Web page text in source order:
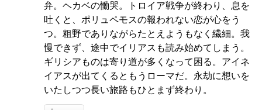
弁。ヘカベの慟哭。トロイア戦争が終わり、息を
吐くと、ポリュペモスの報われない恋が心をう
つ。粗野でありながらたとえようもなく繊細。我
慢できず、途中でイリアスも読み始めてしまう。
ギリシアものは寄り道が多くなって困る。アイネ
イアスが出てくるともうローマだ。永劫に想いを
いたしつつ長い旅路もひとまず終わり。